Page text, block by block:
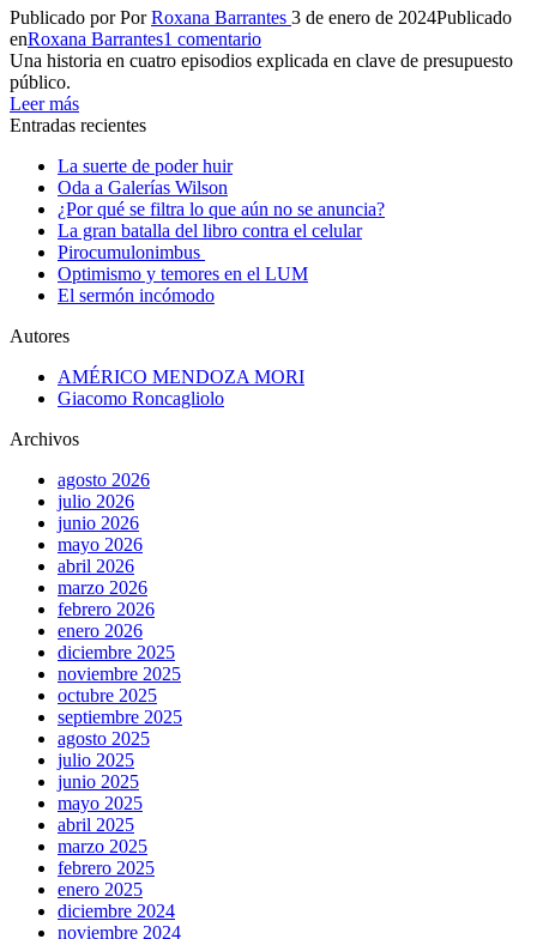
Publicado por PorRoxana Barrantes 3 de enero de 2024Publicado
enRoxana Barrantes1 comentario
Una historia en cuatro episodios explicada en clave de presupuesto
público.
Leer más
Entradas recientes
La suerte de poder huir
Oda a Galerías Wilson
¿Por qué se filtra lo que aún no se anuncia?
La gran batalla del libro contra el celular
Pirocumulonimbus
Optimismo y temores en el LUM
El sermón incómodo
Autores
AMÉRICO MENDOZA MORI
Giacomo Roncagliolo
Archivos
agosto 2026
julio 2026
junio 2026
mayo 2026
abril 2026
marzo 2026
febrero 2026
enero 2026
diciembre 2025
noviembre 2025
octubre 2025
septiembre 2025
agosto 2025
julio 2025
junio 2025
mayo 2025
abril 2025
marzo 2025
febrero 2025
enero 2025
diciembre 2024
noviembre 2024